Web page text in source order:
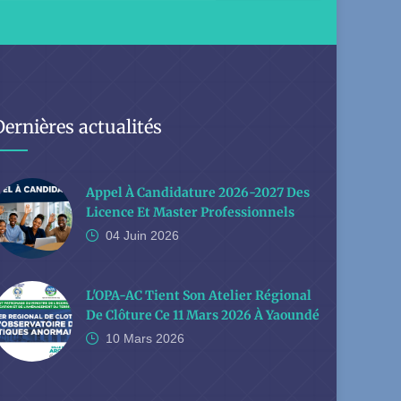
actualités
Appel À Candidature 2026-2027 Des
Licence Et Master Professionnels
04 Juin 2026
L'OPA-AC Tient Son Atelier Régional
De Clôture Ce 11 Mars 2026 À Yaoundé
10 Mars 2026